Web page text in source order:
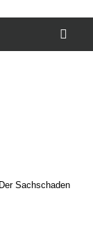
Sachschaden